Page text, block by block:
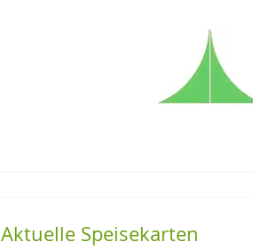
Aktuelle Speisekarten